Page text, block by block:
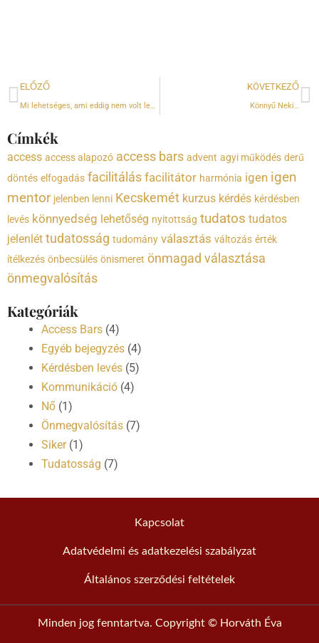
Előző
ELŐZŐ
Mi lehetséges, ami eddig nem volt lehetsèges?
KÖVETKEZŐ
Könnyű Neki…
Címkék
access access alapozó access bars advent agyi működés derű
döntés elfogadás facilitálás facilitátor harmónia igen igen
mentor jelenben lenni Kecskemét kurzus kérdés kérdésben
levés könnyedség lehetőség nyitottság tudatos tudatos
jelenlét tudatosság tudomány választás változás érték
ítélkezés önbecsülés önismeret önmagad választása
önmegvalósítás
Kategóriák
Access Bars (4)
Egyéb bejegyzés (4)
Kérdésben levés (5)
Kommunikáció (4)
Nő (1)
Önmegvalósítás (7)
Siker(1)
Tudatosság (7)
Kapcsolat
Adatvédelmi és adatkezelési szabályzat
Általános szerződési feltételek
Minden jog fenntartva. Copyright © Horváth Éva